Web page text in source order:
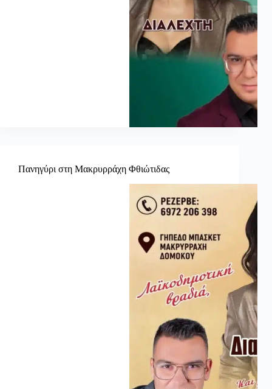
Πανηγύρι στη Μακρυρράχη Φθιώτιδας